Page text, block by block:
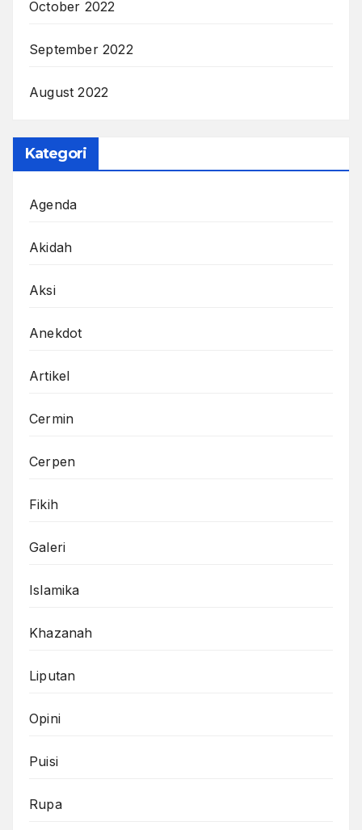
October 2022
September 2022
August 2022
Kategori
Agenda
Akidah
Aksi
Anekdot
Artikel
Cermin
Cerpen
Fikih
Galeri
Islamika
Khazanah
Liputan
Opini
Puisi
Rupa